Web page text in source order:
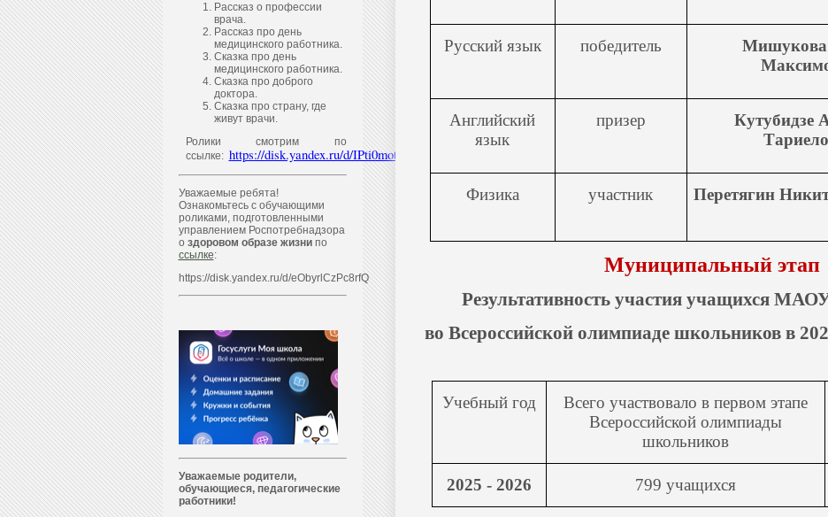
Рассказ о профессии
врача.
Рассказ про день
медицинского работника.
Сказка про день
медицинского работника.
Сказка про доброго
доктора.
Сказка про страну, где
живут врачи.
Ролики смотрим по
ссылке: https://disk.yandex.ru/d/IPti0motQ4QhYQ
Уважаемые ребята!
Ознакомьтесь с обучающими
роликами, подготовленными
управлением Роспотребнадзора
о здоровом образе жизнипо
ссылке:
https://disk.yandex.ru/d/eObyrlCzPc8rfQ
Уважаемые родители,
обучающиеся, педагогические
работники!
Русский язык победитель
Мишукова
Английский
язык
призер
Кутубидзе
Физика участник Перетягин
Муниципальный этап
Результативность участия учащихся
во Всероссийской олимпиаде школьников в
Учебный год
Всего участвовало в первом этапе
Всероссийской олимпиады
школьников
2025 - 2026 799 учащихся